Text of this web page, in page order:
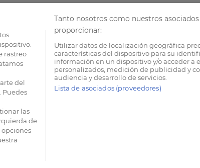
rastreo
del
Puedes
las
de
opciones
Tanto nosotros como nuestros
proporcionar:
Utilizar datos de localización geográfica
características del dispositivo para su
información en un dispositivo y/o acceder a
personalizados, medición de publicidad y
audiencia y desarrollo de servicios.
Lista de asociados (proveedores)